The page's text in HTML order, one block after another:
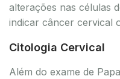
alterações nas células
indicar câncer cervical
Citologia Cervical
Além do exame de